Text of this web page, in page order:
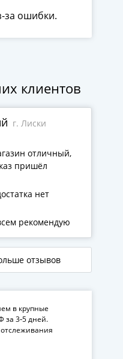
за ошибки.
клиентов
г. Лиски
отличный,
пришёл
нет
рекомендую
отзывов
в крупные
за 3‑5 дней.